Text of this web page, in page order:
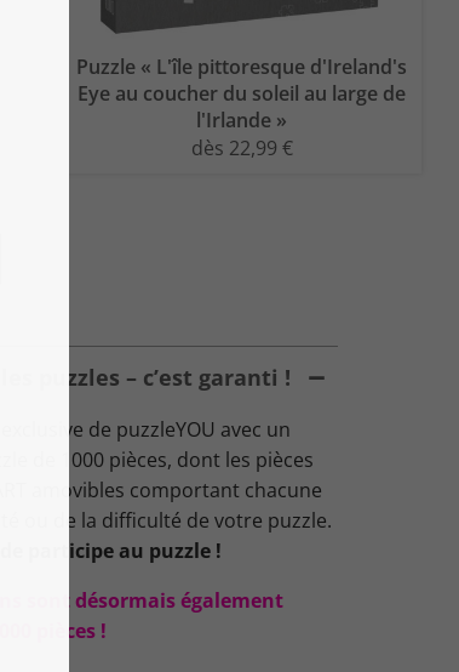
Puzzle « L'île pittoresque d'Ireland's
Eye au coucher du soleil au large de
l'Irlande »
dès 22,99 €
puzzles – c’est garanti !
de puzzleYOU avec un
de 1000 pièces, dont les pièces
amovibles comportant chacune
ou de la difficulté de votre puzzle.
participe au puzzle !
sont désormais également
pièces !